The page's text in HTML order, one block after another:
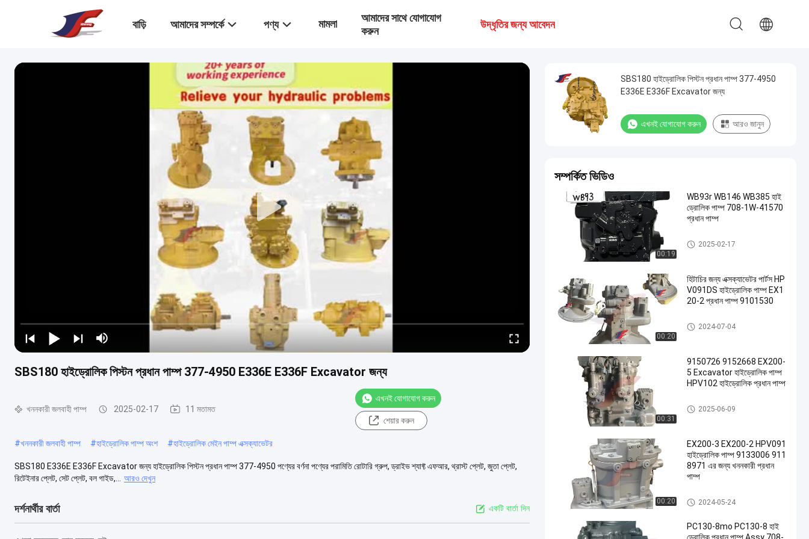
বাড়ি আমাদের সম্পর্কে পণ্য মামলা
আমাদের সাথে যোগাযোগ
করুন
উদ্ধৃতির জন্য আবেদন
SBS180 হাইড্রোলিক পিস্টন প্রধান পাম্প 377-4950 E336E E336F Excavator জন্য
খননকারী জলবাহী পাম্প 2025-02-17 11 মতামত
এখনই যোগাযোগ করুন
শেয়ার করুন
#খননকারী জলবাহী পাম্প #হাইড্রোলিক পাম্প অংশ #হাইড্রোলিক মেইন পাম্প এক্সক্যাভেটর
SBS180 E336E E336F Excavator জন্য হাইড্রোলিক পিস্টন প্রধান পাম্প 377-4950 পণ্যের বর্ণনা পণ্যের পরামিতি রোটারি গ্রুপ, ড্রাইভ শ্যাফ্ট এফআর, থ্রাস্ট প্লেট, জুতা প্লেট,
রিটেইনার প্লেট, সেট প্লেট, বল গাইড,...
আরও দেখুন
দর্শনার্থীর বার্তা একটি বার্তা দিন
SBS180 হাইড্রোলিক পিস্টন প্রধান পাম্প 377-4950
E336E E336F Excavator জন্য
এখনই যোগাযোগ করুন আরও জানুন
সম্পর্কিত ভিডিও
00:19
WB93r WB146 WB385 হাই
ড্রোলিক পাম্প 708-1W-41570
প্রধান পাম্প
খননকারী জলবাহী পাম্প
2025-02-17
00:20
হিটাচির জন্য এক্সক্যাভেটর পার্টস HP
V091DS হাইড্রোলিক পাম্প EX1
20-2 প্রধান পাম্প 9101530
খননকারী জলবাহী পাম্প
2024-07-04
00:31
9150726 9152668 EX200-
5 Excavator হাইড্রোলিক পাম্প
HPV102 হাইড্রোলিক প্রধান পাম্প
খননকারী জলবাহী পাম্প
2025-06-09
00:20
EX200-3 EX200-2 HPV091
হাইড্রোলিক পাম্প 9133006 911
8971 এর জন্য খননকারী প্রধান
পাম্প
খননকারী জলবাহী পাম্প
2024-05-24
PC130-8mo PC130-8 হাই